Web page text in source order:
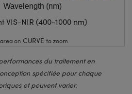
Wavelength (nm)
VIS-NIR (400-1000 nm)
on CURVE to zoom
du traitement en
spécifiée pour chaque
et peuvent varier.